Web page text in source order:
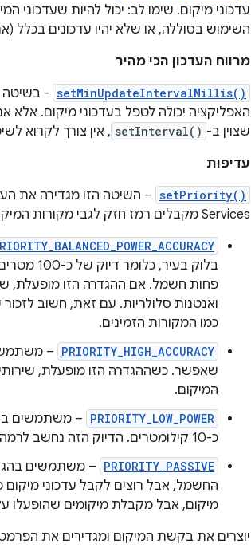
עדכוני מיקום. שימו לב: יכול להיות שעדכוני
השימוש בסוללה, או שלא יהיו עדכונים בכלל
מרווח העדכון הכי מהיר
setMinUpdateIntervalMillis()
האפליקציה יכולה לטפל בעדכוני מיקום.
שצוין ב- setInterval() , אין צורך לקרוא
עדיפות
setPriority()
Services מקבלים רמז חזק לגבי מקורות המיקום שבהם כדאי להשתמש. יש תמיכה בערכים הבאים:
בלוק
ואנטנות סלולריות. עם זאת, חשוב
כמו המקורות הזמינים.
PRIORITY_HIGH_ACCURACY
–
המיקום.
PRIORITY_LOW_POWER – משתמשים
כ-10 קילומטרים. הדיוק הזה נחשב לרמה גסה, וסביר להניח שהוא יצרוך פחות חשמל.
PRIORITY_PASSIVE – משתמשים
החשמל, אבל רוצים לקבל עדכוני מיקום
מיקום, אבל מקבלת מיקומים שהופעלו
יוצרים את בקשת המיקום ומגדירים את